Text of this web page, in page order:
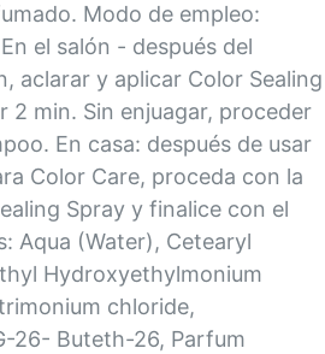
Modo de empleo:
el salón - después del
aclarar y aplicar Color Sealing
2 min. Sin enjuagar, proceder
En casa: después de usar
Color Care, proceda con la
Spray y finalice con el
Aqua (Water), Cetearyl
Hydroxyethylmonium
chloride,
26- Buteth-26, Parfum